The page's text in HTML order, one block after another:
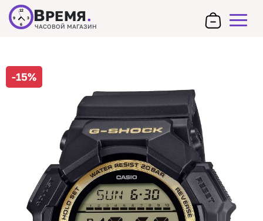
12
3
6
9 ВРЕМЯ.
ЧАСОВОЙ МАГАЗИН
-15%